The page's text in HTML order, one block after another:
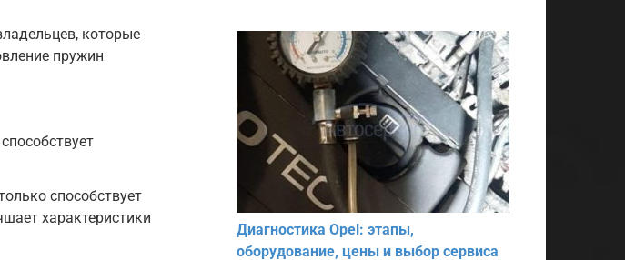
которые
пружин
способствует
характеристики
Диагностика Opel: этапы,
оборудование, цены и выбор сервиса